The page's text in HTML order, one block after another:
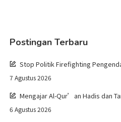
Postingan Terbaru
Stop Politik Firefighting
7 Agustus 2026
Mengajar Al-Qur’an Hadis dan
6 Agustus 2026